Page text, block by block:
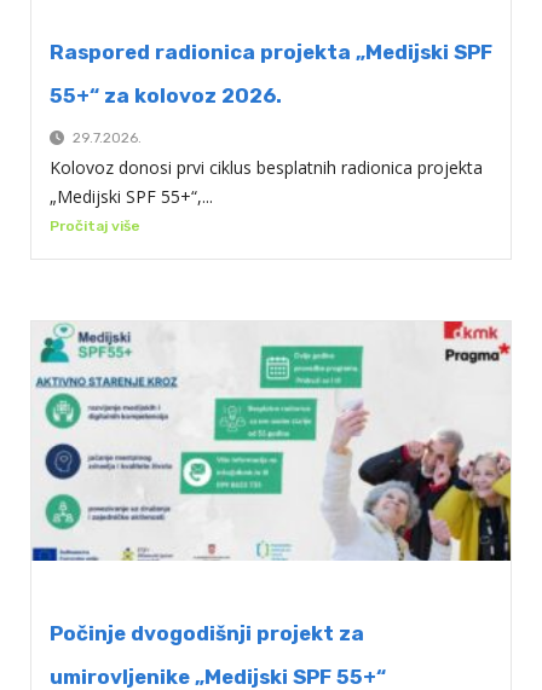
Raspored radionica projekta „Medijski SPF
55+“ za kolovoz 2026.
29.7.2026.
Kolovoz donosi prvi ciklus besplatnih radionica projekta
„Medijski SPF 55+“,...
Pročitaj više
Počinje dvogodišnji projekt za
umirovljenike „Medijski SPF 55+“